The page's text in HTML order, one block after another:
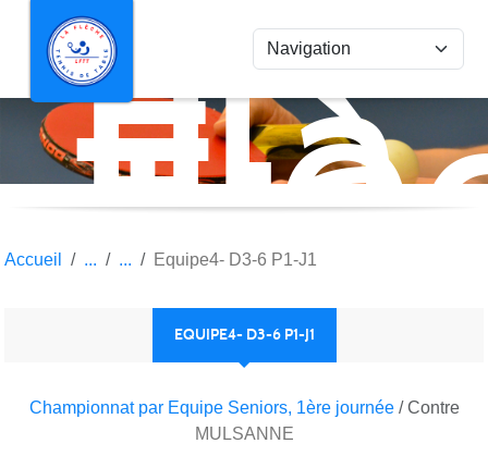
La
de
Accueil Equipe4- D3-6 P1-J1
EQUIPE4- D3-6 P1-J1
Championnat par Equipe Seniors, 1ère journée / Contre
MULSANNE
Panneau de gestion des cookies